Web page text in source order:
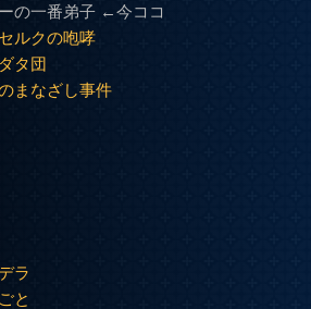
の一番弟子 ←今ココ
ルクの咆哮
タ団
まなざし事件
ラ
と